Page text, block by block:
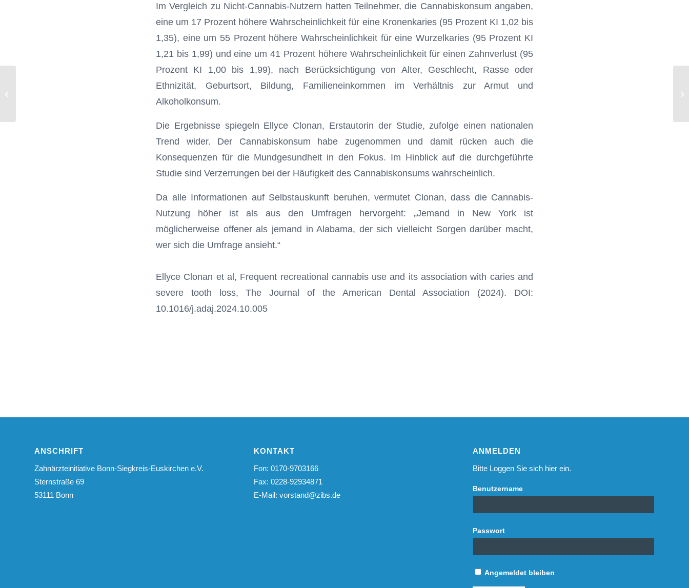
Im Vergleich zu Nicht-Cannabis-Nutzern hatten Teilnehmer, die Cannabiskonsum angaben,
eine um 17 Prozent höhere Wahrscheinlichkeit für eine Kronenkaries (95 Prozent KI 1,02 bis
1,35), eine um 55 Prozent höhere Wahrscheinlichkeit für eine Wurzelkaries (95 Prozent KI
1,21 bis 1,99) und eine um 41 Prozent höhere Wahrscheinlichkeit für einen Zahnverlust (95
Prozent KI 1,00 bis 1,99), nach Berücksichtigung von Alter, Geschlecht, Rasse oder
Ethnizität, Geburtsort, Bildung, Familieneinkommen im Verhältnis zur Armut und
Alkoholkonsum.
Die Ergebnisse spiegeln Ellyce Clonan, Erstautorin der Studie, zufolge einen nationalen
Trend wider. Der Cannabiskonsum habe zugenommen und damit rücken auch die
Konsequenzen für die Mundgesundheit in den Fokus. Im Hinblick auf die durchgeführte
Studie sind Verzerrungen bei der Häufigkeit des Cannabiskonsums wahrscheinlich.
Da alle Informationen auf Selbstauskunft beruhen, vermutet Clonan, dass die Cannabis-
Nutzung höher ist als aus den Umfragen hervorgeht: „Jemand in New York ist
möglicherweise offener als jemand in Alabama, der sich vielleicht Sorgen darüber macht,
wer sich die Umfrage ansieht.“
Ellyce Clonan et al, Frequent recreational cannabis use and its association with caries and
severe tooth loss, The Journal of the American Dental Association (2024). DOI:
10.1016/j.adaj.2024.10.005
ANSCHRIFT
Zahnärzteinitiative Bonn-Siegkreis-Euskirchen e.V.
Sternstraße 69
53111 Bonn
KONTAKT
Fon: 0170-9703166
Fax: 0228-92934871
E-Mail: vorstand@zibs.de
ANMELDEN
Bitte Loggen Sie sich hier ein.
Benutzername
Passwort
Angemeldet bleiben